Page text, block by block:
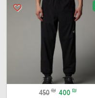
favorite_border
450 ₪ 400 ₪